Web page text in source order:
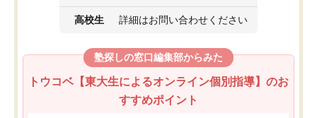
高校生 詳細はお問い合わせください
塾探しの窓口編集部からみた
トウコベ【東大生によるオンライン個別指導】のお
すすめポイント